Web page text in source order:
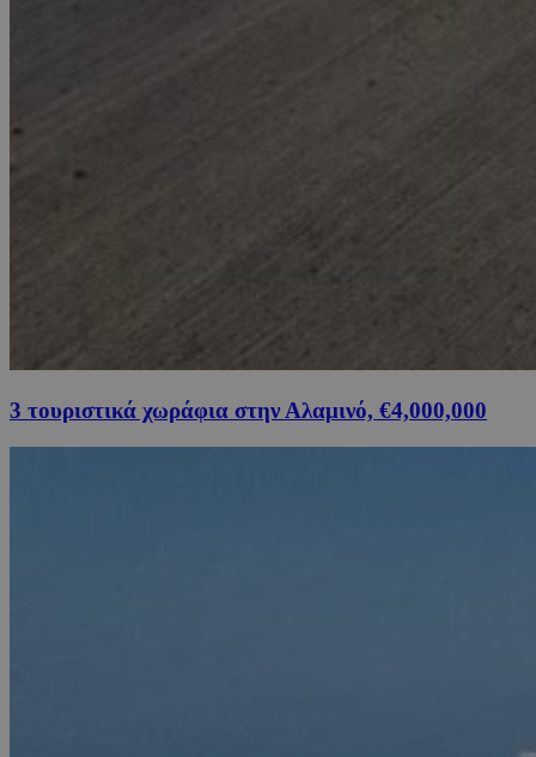
3 τουριστικά χωράφια στην Αλαμινό, €4,000,000